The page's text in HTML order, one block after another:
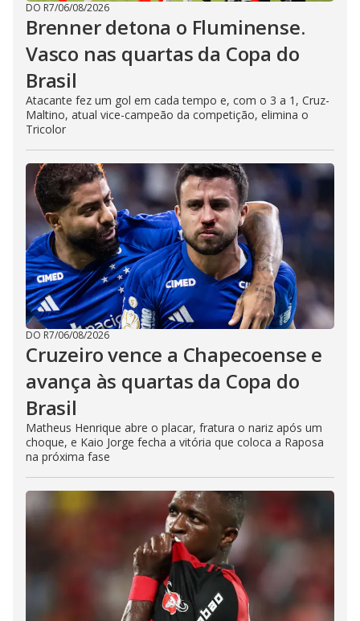
DO R7/06/08/2026
Brenner detona o Fluminense.
Vasco nas quartas da Copa do
Brasil
Atacante fez um gol em cada tempo e, com o 3 a 1, Cruz-
Maltino, atual vice-campeão da competição, elimina o
Tricolor
DO R7/06/08/2026
Cruzeiro vence a Chapecoense e
avança às quartas da Copa do
Brasil
Matheus Henrique abre o placar, fratura o nariz após um
choque, e Kaio Jorge fecha a vitória que coloca a Raposa
na próxima fase